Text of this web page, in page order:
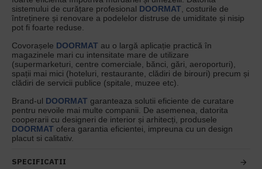
sistemului de curățare profesional DOORMAT , costurile de
întreținere și renovare a podelelor distruse de umiditate și nisip
pot fi foarte reduse.
Covorașele DOORMAT au o largă aplicație practică în
magazinele mari cu intensitate mare de utilizare
(supermarketuri, centre comerciale, bănci, gări, aeroporturi),
spații mai mici (hoteluri, restaurante, clădiri de birouri) precum și
clădiri de servicii publice (spitale, muzee etc).
Brand-ul DOORMAT garanteaza solutii eficiente de curatare
pentru nevoile mai multe companii. De asemenea, datorita
cooperarii cu designeri de interior și arhitecți, produsele
DOORMAT ofera garantia eficientei, impreuna cu un design
placut si calitativ.
SPECIFICATII